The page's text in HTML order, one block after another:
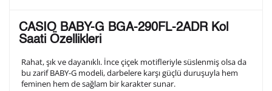
arka kapağına gravür tekniği ile formda belirtmiş
olduğunuz şekilde işlenecektir.
1. Satır
CASIO BABY-G BGA-290FL-2ADR Kol
Saati Özellikleri
Rahat, şık ve dayanıklı. İnce çiçek motifleriyle süslenmiş olsa da
bu zarif BABY-G modeli, darbelere karşı güçlü duruşuyla hem
feminen hem de sağlam bir karakter sunar.